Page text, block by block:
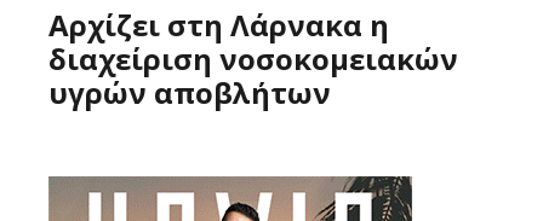
Αρχίζει στη Λάρνακα η
διαχείριση νοσοκομειακών
υγρών αποβλήτων